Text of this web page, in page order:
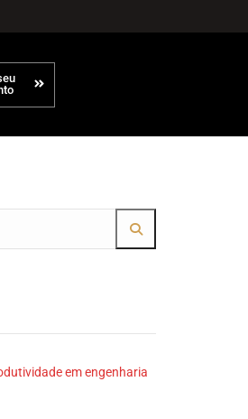
em engenharia